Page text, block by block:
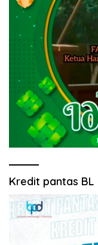
Kredit pantas BL